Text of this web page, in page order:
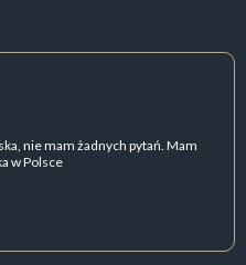
nie mam żadnych pytań. Mam
w Polsce